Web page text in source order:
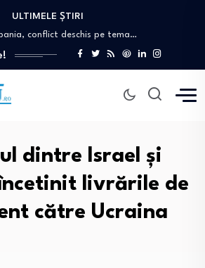
ULTIMELE ȘTIRI
Peste 1.500 de primării ar…
conflict deschis pe tema…
că Biden nu i-a acordat…
USR se arată cu degetul…
după incidentele cu drone și…
dintre Israel și
livrările de
către Ucraina